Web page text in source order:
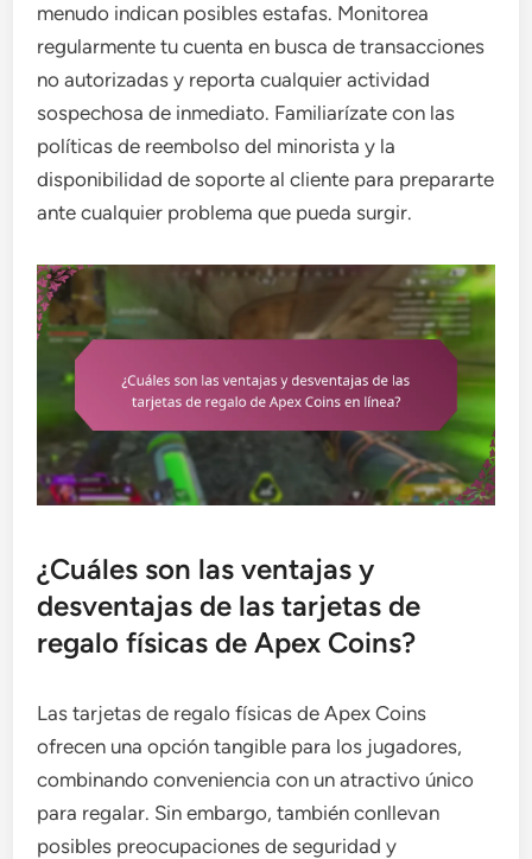
menudo indican posibles estafas. Monitorea
regularmente tu cuenta en busca de transacciones
no autorizadas y reporta cualquier actividad
sospechosa de inmediato. Familiarízate con las
políticas de reembolso del minorista y la
disponibilidad de soporte al cliente para prepararte
ante cualquier problema que pueda surgir.
¿Cuáles son las ventajas y
desventajas de las tarjetas de
regalo físicas de Apex Coins?
Las tarjetas de regalo físicas de Apex Coins
ofrecen una opción tangible para los jugadores,
combinando conveniencia con un atractivo único
para regalar. Sin embargo, también conllevan
posibles preocupaciones de seguridad y